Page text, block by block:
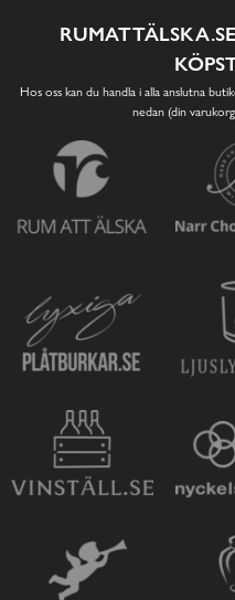
Hos oss kan du handla i alla anslutna
nedan (din